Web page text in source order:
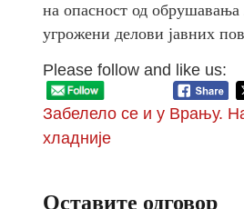
на опасност од обрушавања
угрожени делови јавних
Please follow and like us:
Забелело се и у Врању.
хладније
Оставите одговор